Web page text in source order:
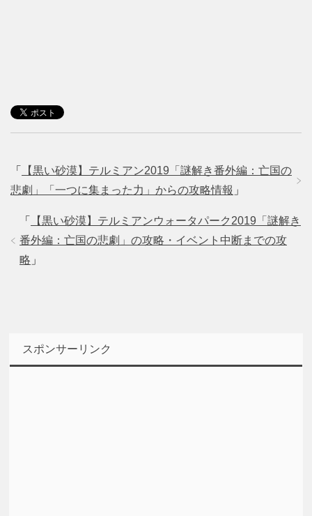
「
【黒い砂漠】テルミアン2019「謎解き番外編：亡国の
悲劇」「一つに集まった力」からの攻略情報 」
「
【黒い砂漠】テルミアンウォータパーク2019「謎解き
番外編：亡国の悲劇」の攻略・イベント中断までの攻
略 」
スポンサーリンク